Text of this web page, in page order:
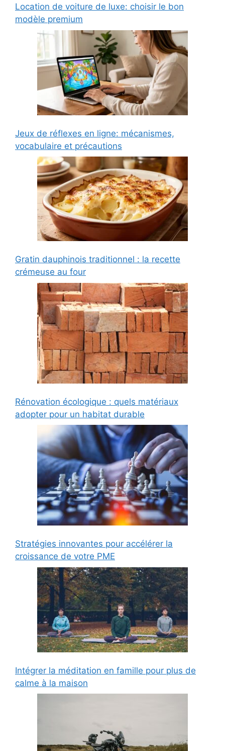
Location de voiture de luxe: choisir le bon
modèle premium
Jeux de réflexes en ligne: mécanismes,
vocabulaire et précautions
Gratin dauphinois traditionnel : la recette
crémeuse au four
Rénovation écologique : quels matériaux
adopter pour un habitat durable
Stratégies innovantes pour accélérer la
croissance de votre PME
Intégrer la méditation en famille pour plus de
calme à la maison